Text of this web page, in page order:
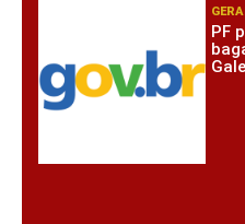
PF